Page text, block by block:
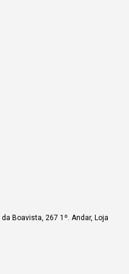
Boavista, 267 1º. Andar, Loja